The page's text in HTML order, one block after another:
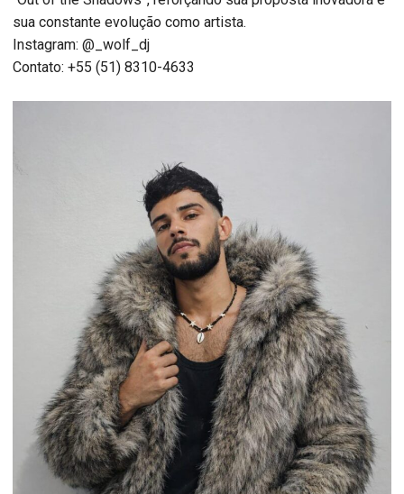
sua constante evolução como artista.
Instagram: @_wolf_dj
Contato: +55 (51) 8310-4633